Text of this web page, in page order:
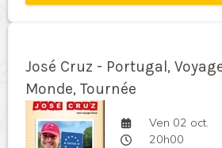
José Cruz - Portugal,
Monde, Tournée
Ven 02 oct.
20h00